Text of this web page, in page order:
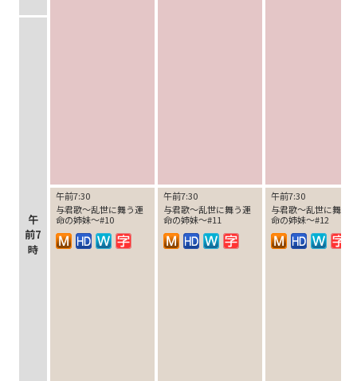
午
前7
時
午前7:30
与君歌～乱世に舞う運
命の姉妹～#10
午前7:30
与君歌～乱世に舞う運
命の姉妹～#11
午前7:30
与君歌～乱世に舞う
命の姉妹～#12